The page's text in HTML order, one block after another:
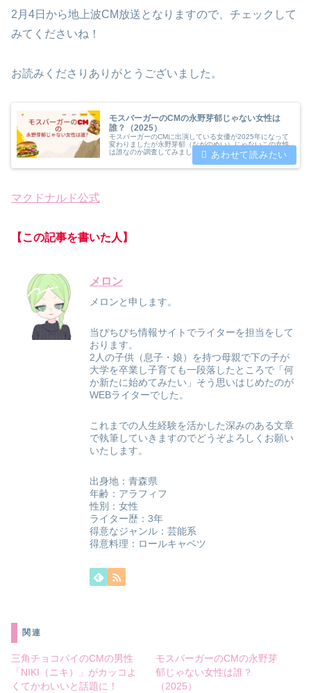
2月4日から地上波CM放送となりますので、チェックして
みてくださいね！
お読みくださりありがとうございました。
モスバーガーのCMの永野芽郁じゃない女性は
誰？（2025）
モスバーガーのCMに出演している女優が2025年になって
変わりましたが永野芽郁（ながのめい）じゃないこの女性
は誰なのか調査してみました。CMに出演される「小宮山
莉緒（こみやまりな）」さんのプロフィールや経歴や代表
作品について紹介致します。
マクドナルド公式
【この記事を書いた人】
メロン
メロンと申します。
当ぴちぴち情報サイトでライターを担当をして
おります。
2人の子供（息子・娘）を持つ母親で下の子が
大学を卒業し子育ても一段落したところで「何
か新たに始めてみたい」そう思いはじめたのが
WEBライターでした。
これまでの人生経験を活かした深みのある文章
で執筆していきますのでどうぞよろしくお願い
いたします。
出身地：青森県
年齢：アラフィフ
性別：女性
ライター歴：3年
得意なジャンル：芸能系
得意料理：ロールキャベツ
関連
三角チョコパイのCMの男性
「NIKI（ニキ）」がカッコよ
くてかわいいと話題に！
モスバーガーのCMの永野芽
郁じゃない女性は誰？
（2025）